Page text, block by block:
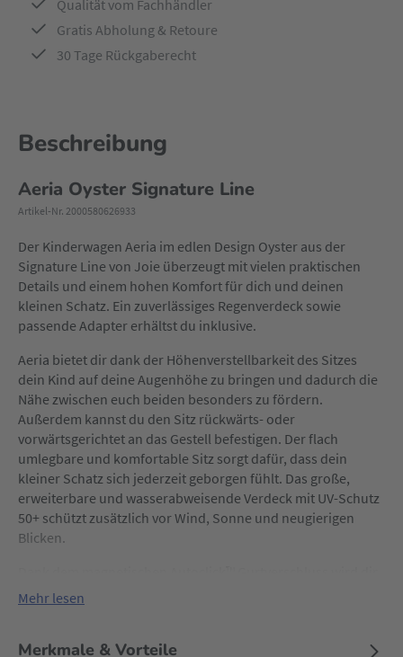
Qualität vom Fachhändler
Gratis Abholung & Retoure
30 Tage Rückgaberecht
Beschreibung
Aeria Oyster Signature Line
Artikel-Nr. 2000580626933
Der Kinderwagen Aeria im edlen Design Oyster aus der
Signature Line von Joie überzeugt mit vielen praktischen
Details und einem hohen Komfort für dich und deinen
kleinen Schatz. Ein zuverlässiges Regenverdeck sowie
passende Adapter erhältst du inklusive.
Aeria bietet dir dank der Höhenverstellbarkeit des Sitzes
dein Kind auf deine Augenhöhe zu bringen und dadurch die
Nähe zwischen euch beiden besonders zu fördern.
Außerdem kannst du den Sitz rückwärts- oder
vorwärtsgerichtet an das Gestell befestigen. Der flach
umlegbare und komfortable Sitz sorgt dafür, dass dein
kleiner Schatz sich jederzeit geborgen fühlt. Das große,
erweiterbare und wasserabweisende Verdeck mit UV-Schutz
50+ schützt zusätzlich vor Wind, Sonne und neugierigen
Blicken.
das Anschnallen erleichtert. Ein geräumiger Korb bietet
pannensichere und schaumstoffgefüllte Räder, die einzeln
Mehr lesen
Merkmale & Vorteile